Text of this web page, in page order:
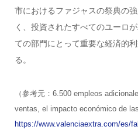
市におけるファジャスの祭典の
く、投資されたすべてのユーロ
ての部門にとって重要な経済的
る。
（参考元：6.500 empleos
ventas, el impacto económico de
https://www.valenciaextra.com/es/